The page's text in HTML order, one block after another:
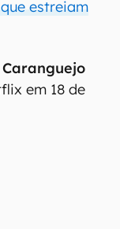
estreiam
Caranguejo
em 18 de